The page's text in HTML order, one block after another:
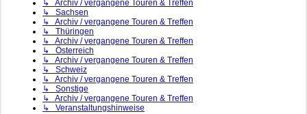
↳ Archiv / vergangene Touren & Treffen
↳ Sachsen
↳ Archiv / vergangene Touren & Treffen
↳ Thüringen
↳ Archiv / vergangene Touren & Treffen
↳ Österreich
↳ Archiv / vergangene Touren & Treffen
↳ Schweiz
↳ Archiv / vergangene Touren & Treffen
↳ Sonstige
↳ Archiv / vergangene Touren & Treffen
↳ Veranstaltungshinweise